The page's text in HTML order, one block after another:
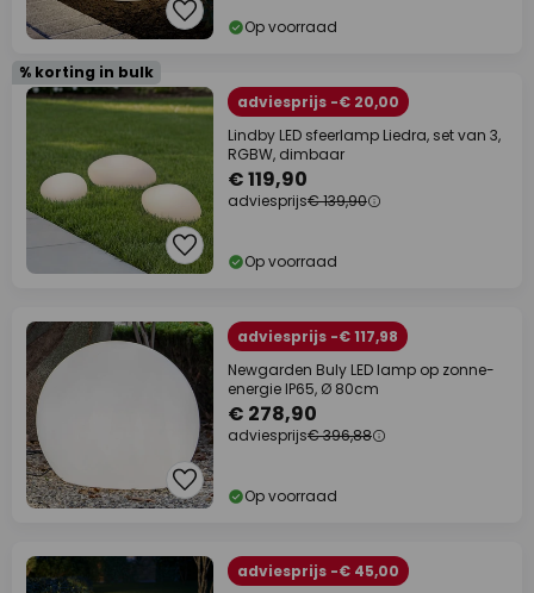
Op voorraad
% korting in bulk
adviesprijs -€ 20,00
Lindby LED sfeerlamp Liedra, set van 3,
RGBW, dimbaar
€ 119,90
adviesprijs€ 139,90
Op voorraad
adviesprijs -€ 117,98
Newgarden Buly LED lamp op zonne-
energie IP65, Ø 80cm
€ 278,90
adviesprijs€ 396,88
Op voorraad
adviesprijs -€ 45,00